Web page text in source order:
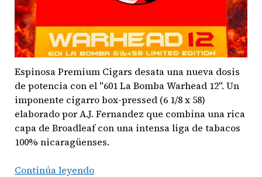
Espinosa Premium Cigars desata una nueva dosis
de potencia con el "601 La Bomba Warhead 12". Un
imponente cigarro box-pressed (6 1/8 x 58)
elaborado por A.J. Fernandez que combina una rica
capa de Broadleaf con una intensa liga de tabacos
100% nicaragüenses.
Continúa leyendoFuerza